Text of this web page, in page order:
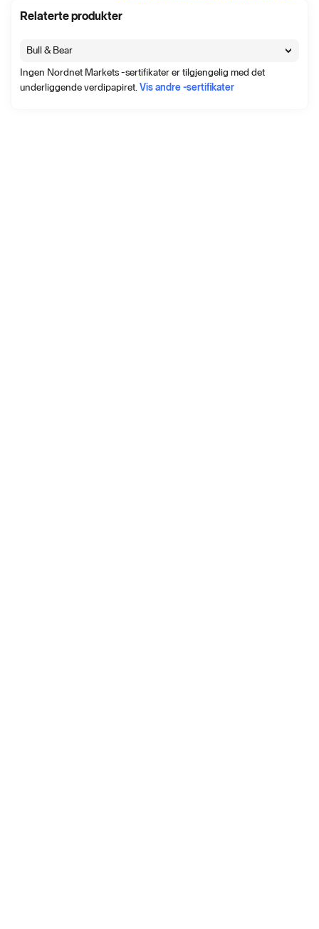
Relaterte produkter
Bull & Bear
Ingen Nordnet Markets -sertifikater er tilgjengelig med det
underliggende verdipapiret.Vis andre -sertifikater